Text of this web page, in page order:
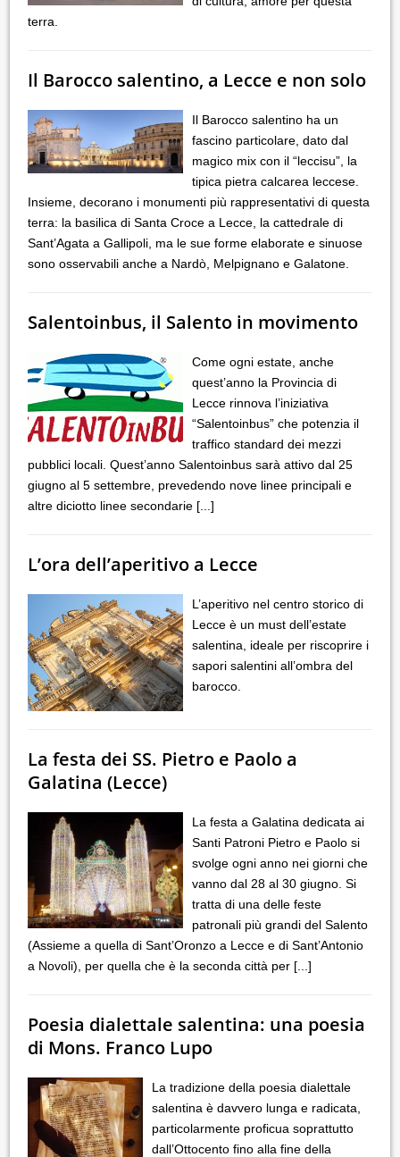
terra.
Il Barocco salentino, a Lecce e non solo
Il Barocco salentino ha un
fascino particolare, dato dal
magico mix con il “leccisu”, la
tipica pietra calcarea leccese.
Insieme, decorano i monumenti più rappresentativi di questa
terra: la basilica di Santa Croce a Lecce, la cattedrale di
Sant’Agata a Gallipoli, ma le sue forme elaborate e sinuose
sono osservabili anche a Nardò, Melpignano e Galatone.
Salentoinbus, il Salento in movimento
Come ogni estate, anche
quest’anno la Provincia di
Lecce rinnova l’iniziativa
“Salentoinbus” che potenzia il
traffico standard dei mezzi
pubblici locali. Quest’anno Salentoinbus sarà attivo dal 25
giugno al 5 settembre, prevedendo nove linee principali e
altre diciotto linee secondarie [...]
L’ora dell’aperitivo a Lecce
L’aperitivo nel centro storico di
Lecce è un must dell’estate
salentina, ideale per riscoprire i
sapori salentini all’ombra del
barocco.
La festa dei SS. Pietro e Paolo a
Galatina (Lecce)
La festa a Galatina dedicata ai
Santi Patroni Pietro e Paolo si
svolge ogni anno nei giorni che
vanno dal 28 al 30 giugno. Si
tratta di una delle feste
patronali più grandi del Salento
(Assieme a quella di Sant’Oronzo a Lecce e di Sant’Antonio
a Novoli), per quella che è la seconda città per [...]
Poesia dialettale salentina: una poesia
di Mons. Franco Lupo
La tradizione della poesia dialettale
salentina è davvero lunga e radicata,
particolarmente proficua soprattutto
dall’Ottocento fino alla fine della